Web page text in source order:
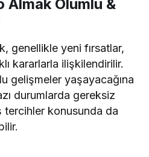
Almak Olumlu &
genellikle yeni fırsatlar,
kararlarla ilişkilendirilir.
gelişmeler yaşayacağına
durumlarda gereksiz
tercihler konusunda da